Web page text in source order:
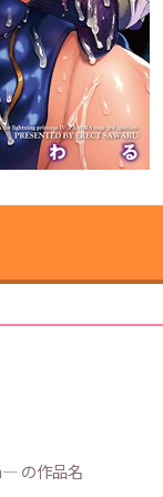
の作品名